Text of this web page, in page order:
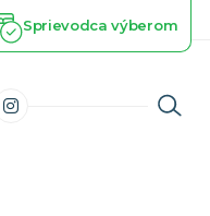
Sprievodca výberom